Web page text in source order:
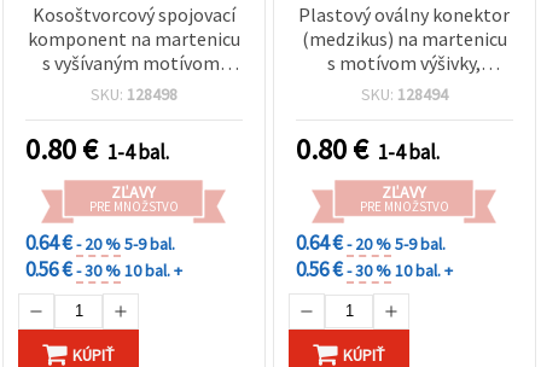
Kosoštvorcový spojovací
komponent na martenicu
s vyšívaným motívom,
25×25×2 mm, otvor: 1 mm
SKU: 128498
0.80€ 1-4 bal.
ZĽAVY
PRE MNOŽSTVO
0.64 €- 20 %5-9 bal.
0.56 €- 30 %10 bal. +
KÚPIŤ
Plastový oválny konektor
(medzikus) na martenicu
s motívom výšivky,
30x15x2 mm, otvor: 1 mm
SKU: 128494
0.80€ 1-4 bal.
ZĽAVY
PRE MNOŽSTVO
0.64 €- 20 %5-9 bal.
0.56 €- 30 %10 bal. +
KÚPIŤ